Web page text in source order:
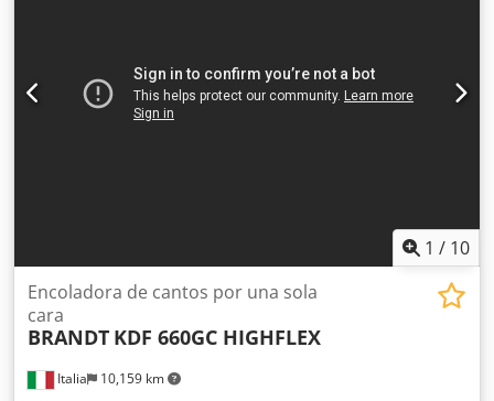
1 / 10
Italia 10,159 km
Encoladora de cantos por una sola
cara
BRANDT KDF 660GC HIGHFLEX